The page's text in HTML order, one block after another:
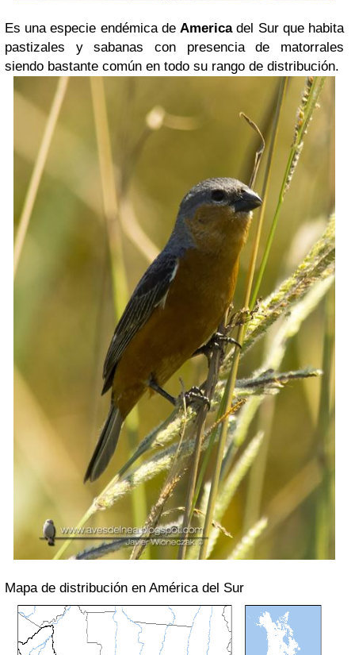
Es una especie endémica deAmericadel Sur que habita
pastizales y sabanas con presencia de matorrales
siendo bastante común en todo su rango de distribución.
Mapa de distribución en América del Sur